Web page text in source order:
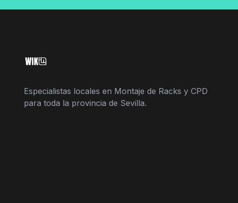
Especialistas locales en Montaje de Racks y CPD
para toda la provincia de Sevilla.